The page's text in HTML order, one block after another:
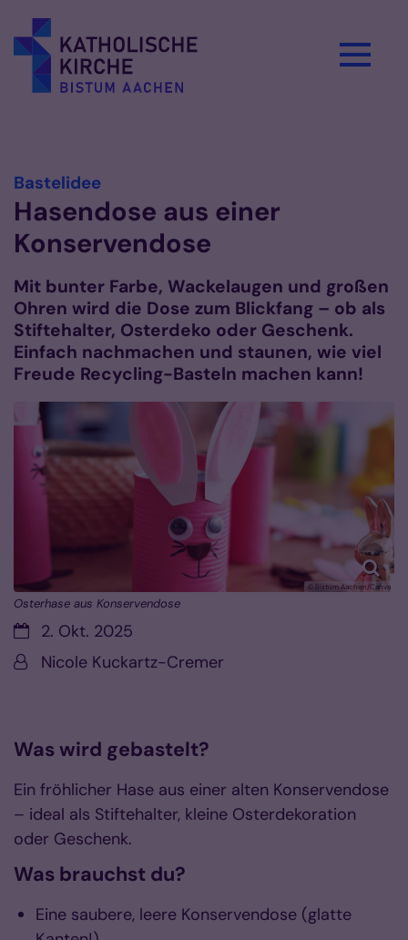
Bastelidee:
Hasendose aus einer
Konservendose
Mit bunter Farbe, Wackelaugen und großen
Ohren wird die Dose zum Blickfang – ob als
Stiftehalter, Osterdeko oder Geschenk.
Einfach nachmachen und staunen, wie viel
Freude Recycling-Basteln machen kann!
© Bistum Aachen/Canva
Osterhase aus Konservendose
Datum:2. Okt. 2025
Von:Nicole Kuckartz-Cremer
Was wird gebastelt?
Ein fröhlicher Hase aus einer alten Konservendose
– ideal als Stiftehalter, kleine Osterdekoration
oder Geschenk.
Was brauchst du?
Eine saubere, leere Konservendose (glatte